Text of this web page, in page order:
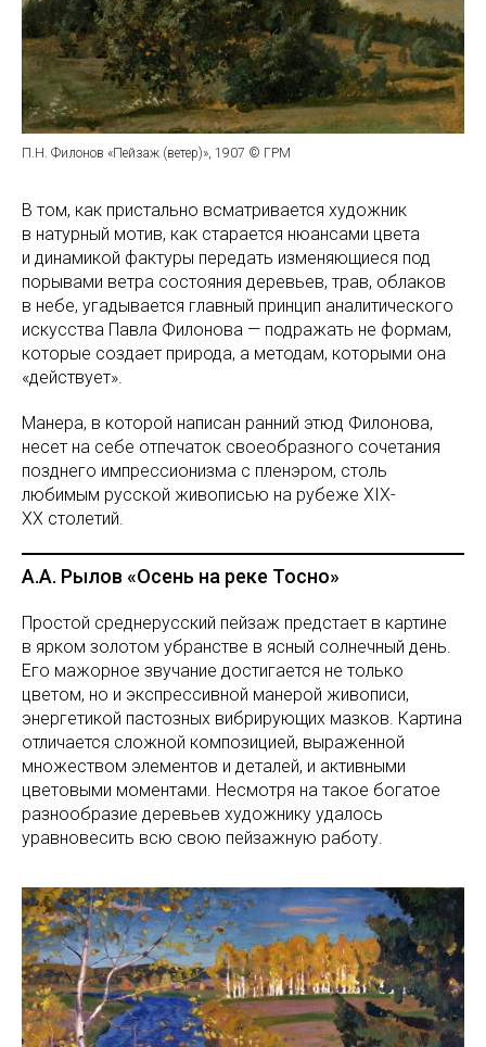
П.Н. Филонов «Пейзаж (ветер)», 1907 © ГРМ
В том, как пристально всматривается художник
в натурный мотив, как старается нюансами цвета
и динамикой фактуры передать изменяющиеся под
порывами ветра состояния деревьев, трав, облаков
в небе, угадывается главный принцип аналитического
искусства Павла Филонова — подражать не формам,
которые создает природа, а методам, которыми она
«действует».
Манера, в которой написан ранний этюд Филонова,
несет на себе отпечаток своеобразного сочетания
позднего импрессионизма с пленэром, столь
любимым русской живописью на рубеже XIX-
XX столетий.
А.А. Рылов «Осень на реке Тосно»
Простой среднерусский пейзаж предстает в картине
в ярком золотом убранстве в ясный солнечный день.
Его мажорное звучание достигается не только
цветом, но и экспрессивной манерой живописи,
энергетикой пастозных вибрирующих мазков. Картина
отличается сложной композицией, выраженной
множеством элементов и деталей, и активными
цветовыми моментами. Несмотря на такое богатое
разнообразие деревьев художнику удалось
уравновесить всю свою пейзажную работу.